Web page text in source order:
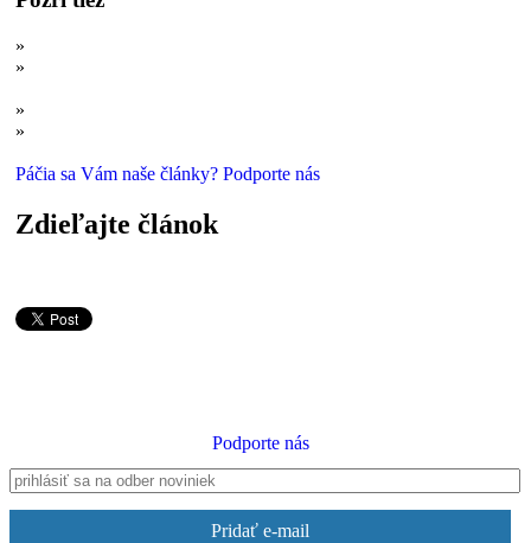
»
»
»
»
Páčia sa Vám naše články? Podporte nás
Zdieľajte článok
Podporte nás
Pridať e-mail